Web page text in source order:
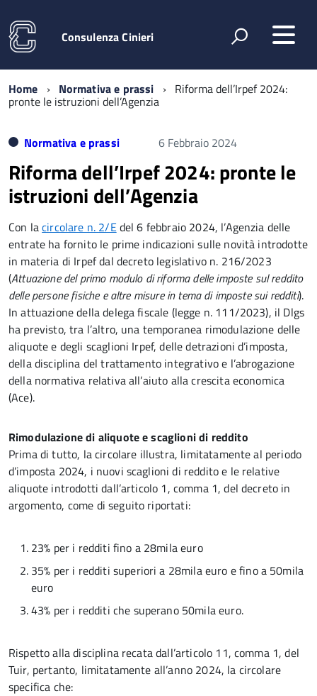
Consulenza Cinieri
Home Normativa e prassi Riforma dell’Irpef 2024:
pronte le istruzioni dell’Agenzia
Normativa e prassi 6 Febbraio 2024
Riforma dell’Irpef 2024: pronte le
istruzioni dell’Agenzia
Con lacircolare n. 2/Edel 6 febbraio 2024, l’Agenzia delle
entrate ha fornito le prime indicazioni sulle novità introdotte
in materia di Irpef dal decreto legislativo n. 216/2023
(Attuazione del primo modulo di riforma delle imposte sul reddito
delle persone fisiche e altre misure in tema di imposte sui redditi).
In attuazione della delega fiscale (legge n. 111/2023), il Dlgs
ha previsto, tra l’altro, una temporanea rimodulazione delle
aliquote e degli scaglioni Irpef, delle detrazioni d’imposta,
della disciplina del trattamento integrativo e l’abrogazione
della normativa relativa all’aiuto alla crescita economica
(Ace).
Rimodulazione di aliquote e scaglioni di reddito
Prima di tutto, la circolare illustra, limitatamente al periodo
d’imposta 2024, i nuovi scaglioni di reddito e le relative
aliquote introdotti dall’articolo 1, comma 1, del decreto in
argomento, come di seguito riportati:
23% per i redditi fino a 28mila euro
35% per i redditi superiori a 28mila euro e fino a 50mila
euro
43% per i redditi che superano 50mila euro.
Rispetto alla disciplina recata dall’articolo 11, comma 1, del
Tuir, pertanto, limitatamente all’anno 2024, la circolare
specifica che: